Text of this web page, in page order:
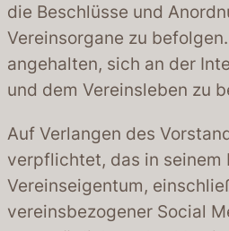
die Beschlüsse und
Vereinsorgane zu
angehalten, sich an der
und dem Vereinsleben zu
Auf Verlangen des
verpflichtet, das in seinem
Vereinseigentum,
vereinsbezogener Social